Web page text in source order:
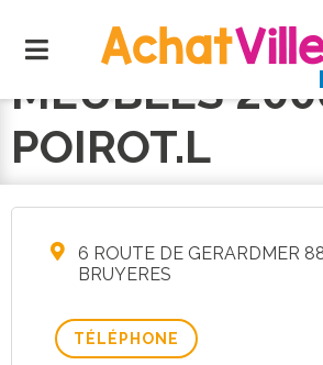
Menu
MEUBLES
POIROT.L
6 ROUTE DE GERARDMER
BRUYERES
TÉLÉPHONE